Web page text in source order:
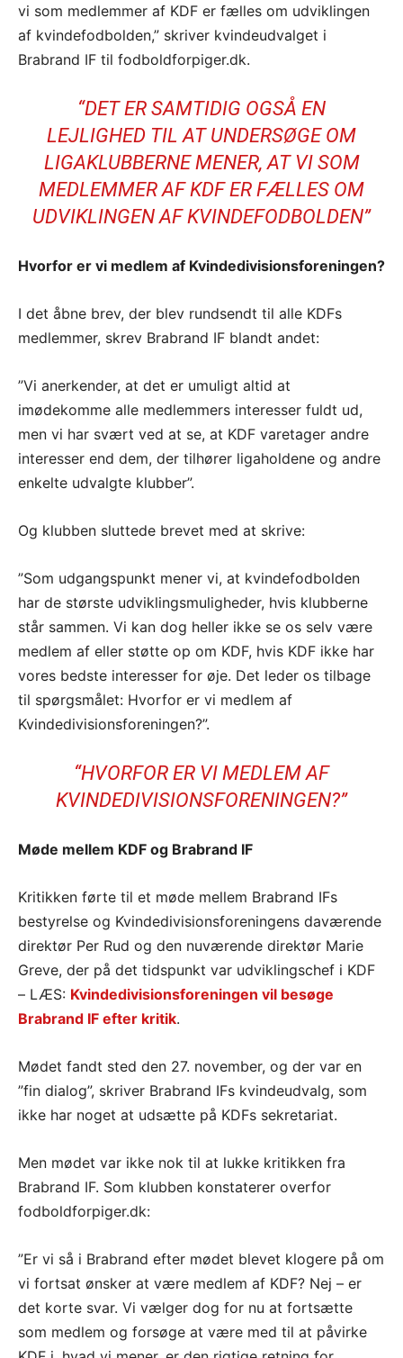
vi som medlemmer af KDF er fælles om udviklingen
af kvindefodbolden,” skriver kvindeudvalget i
Brabrand IF til fodboldforpiger.dk.
“DET ER SAMTIDIG OGSÅ EN
LEJLIGHED TIL AT UNDERSØGE OM
LIGAKLUBBERNE MENER, AT VI SOM
MEDLEMMER AF KDF ER FÆLLES OM
UDVIKLINGEN AF KVINDEFODBOLDEN”
Hvorfor er vi medlem af Kvindedivisionsforeningen?
I det åbne brev, der blev rundsendt til alle KDFs
medlemmer, skrev Brabrand IF blandt andet:
”Vi anerkender, at det er umuligt altid at
imødekomme alle medlemmers interesser fuldt ud,
men vi har svært ved at se, at KDF varetager andre
interesser end dem, der tilhører ligaholdene og andre
enkelte udvalgte klubber”.
Og klubben sluttede brevet med at skrive:
”Som udgangspunkt mener vi, at kvindefodbolden
har de største udviklingsmuligheder, hvis klubberne
står sammen. Vi kan dog heller ikke se os selv være
medlem af eller støtte op om KDF, hvis KDF ikke har
vores bedste interesser for øje. Det leder os tilbage
til spørgsmålet: Hvorfor er vi medlem af
Kvindedivisionsforeningen?”.
“HVORFOR ER VI MEDLEM AF
KVINDEDIVISIONSFORENINGEN?”
Møde mellem KDF og Brabrand IF
Kritikken førte til et møde mellem Brabrand IFs
bestyrelse og Kvindedivisionsforeningens daværende
direktør Per Rud og den nuværende direktør Marie
Greve, der på det tidspunkt var udviklingschef i KDF
– LÆS: Kvindedivisionsforeningen vil besøge
Brabrand IF efter kritik.
Mødet fandt sted den 27. november, og der var en
”fin dialog”, skriver Brabrand IFs kvindeudvalg, som
ikke har noget at udsætte på KDFs sekretariat.
Men mødet var ikke nok til at lukke kritikken fra
Brabrand IF. Som klubben konstaterer overfor
fodboldforpiger.dk:
”Er vi så i Brabrand efter mødet blevet klogere på om
vi fortsat ønsker at være medlem af KDF? Nej – er
det korte svar. Vi vælger dog for nu at fortsætte
som medlem og forsøge at være med til at påvirke